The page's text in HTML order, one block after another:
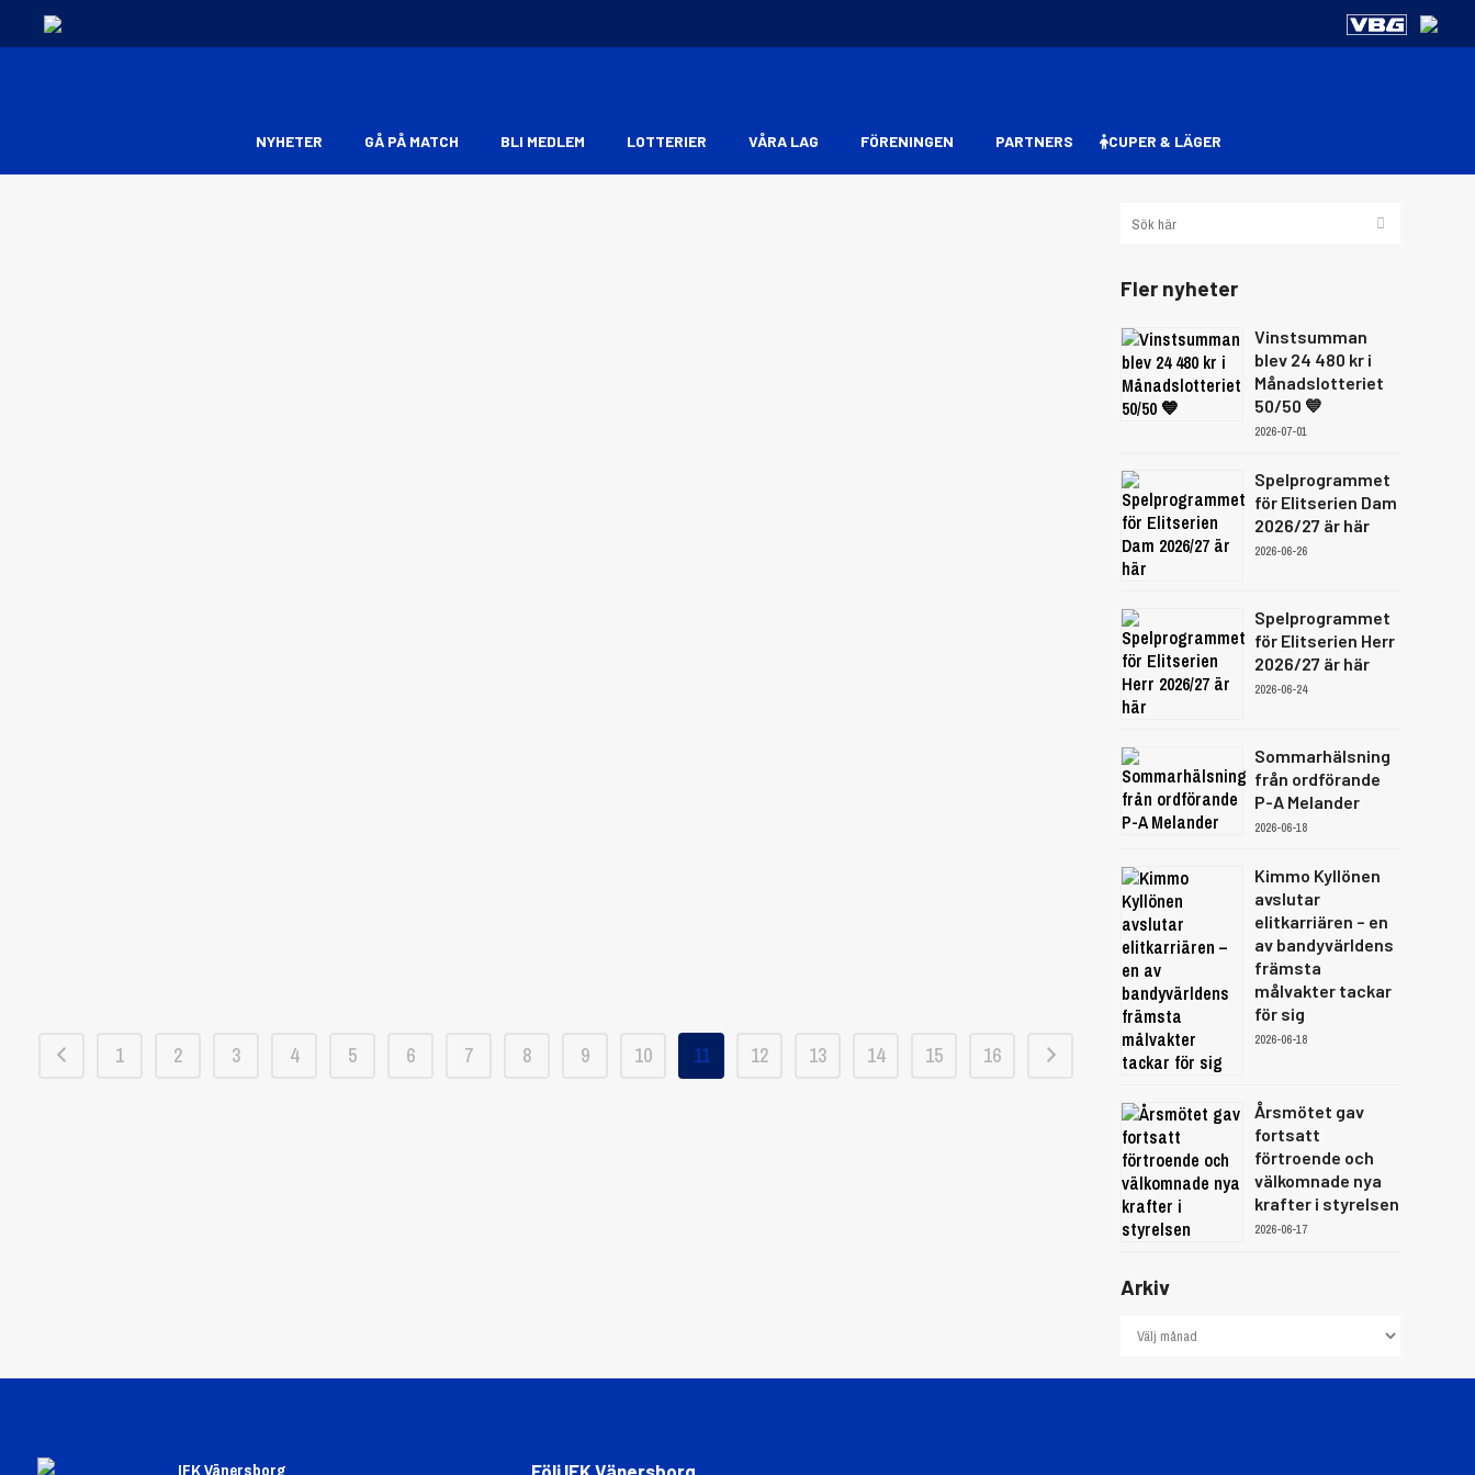
NYHETER GÅ PÅ MATCH BLI MEDLEM LOTTERIER VÅRA LAG FÖRENINGEN PARTNERS CUPER & LÄGER
1 2 3 4 5 6 7 8 9 10 11 12 13 14 15 16
Fler nyheter
Vinstsumman
blev 24 480 kr i
Månadslotteriet
50/50 💙
2026-07-01
Spelprogrammet
för Elitserien Dam
2026/27 är här
2026-06-26
Spelprogrammet
för Elitserien Herr
2026/27 är här
2026-06-24
Sommarhälsning
från ordförande
P-A Melander
2026-06-18
Kimmo Kyllönen
avslutar
elitkarriären – en
av bandyvärldens
främsta
målvakter tackar
för sig
2026-06-18
Årsmötet gav
fortsatt
förtroende och
välkomnade nya
krafter i styrelsen
2026-06-17
Arkiv
IFK Vänersborg Följ IFK Vänersborg